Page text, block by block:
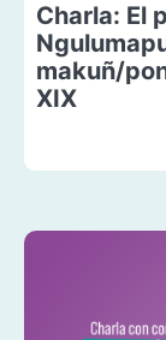
Charla: El
makuñ/
XIX